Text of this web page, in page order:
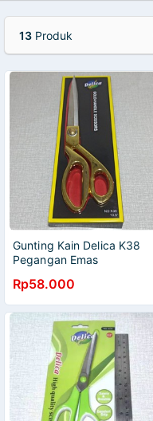
13 Produk
Gunting Kain Delica K38
Pegangan Emas
Rp58.000